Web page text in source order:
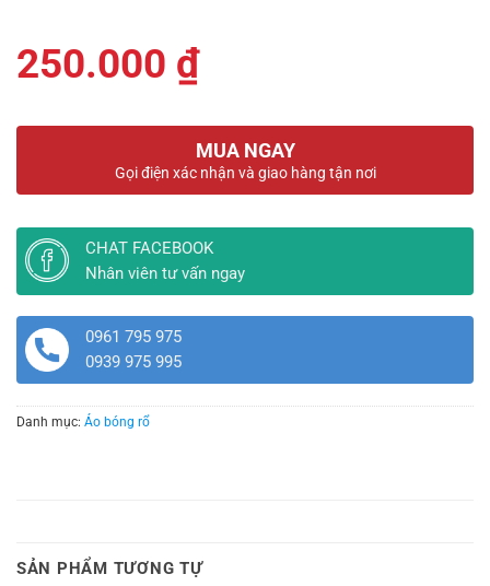
250.000 ₫
MUA NGAY
Gọi điện xác nhận và giao hàng tận nơi
CHAT FACEBOOK
Nhân viên tư vấn ngay
0961 795 975
0939 975 995
Danh mục: Áo bóng rổ
SẢN PHẨM TƯƠNG TỰ